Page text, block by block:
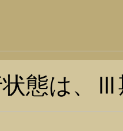
状態は、